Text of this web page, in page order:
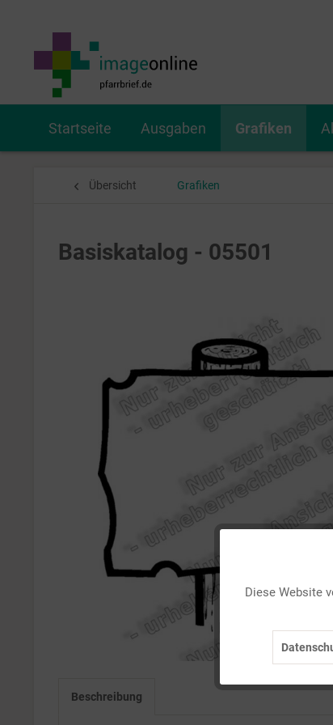
Startseite Ausgaben Grafiken
Übersicht Grafiken
Basiskatalog - 05501
Beschreibung
Diese Website